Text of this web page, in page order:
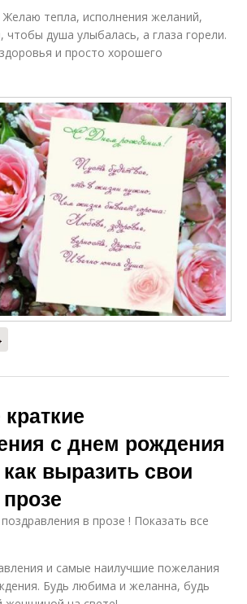
тепла, исполнения желаний,
чтобы душа улыбалась, а глаза горели.
и просто хорошего
с днем рождения
выразить свои
в прозе ! Показать все
и самые наилучшие пожелания
Будь любима и желанна, будь